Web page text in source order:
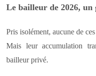
Le bailleur de 2026,
Pris isolément, aucune de
Mais leur accumulation
bailleur privé.